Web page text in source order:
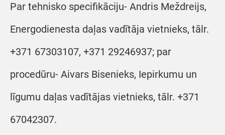
Par tehnisko specifikāciju- Andris Meždreijs,
Energodienesta daļas vadītāja vietnieks, tālr.
+371 67303107, +371 29246937; par
procedūru- Aivars Bisenieks, Iepirkumu un
līgumu daļas vadītājas vietnieks, tālr. +371
67042307.